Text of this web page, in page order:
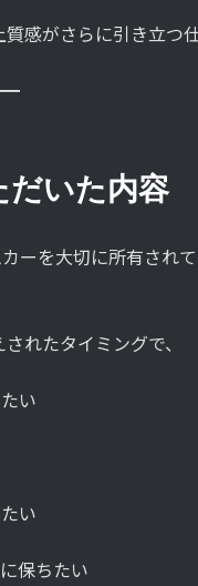
感がさらに引き立つ
だいた内容
ーを大切に所有され
れたタイミングで、
い
い
保ちたい